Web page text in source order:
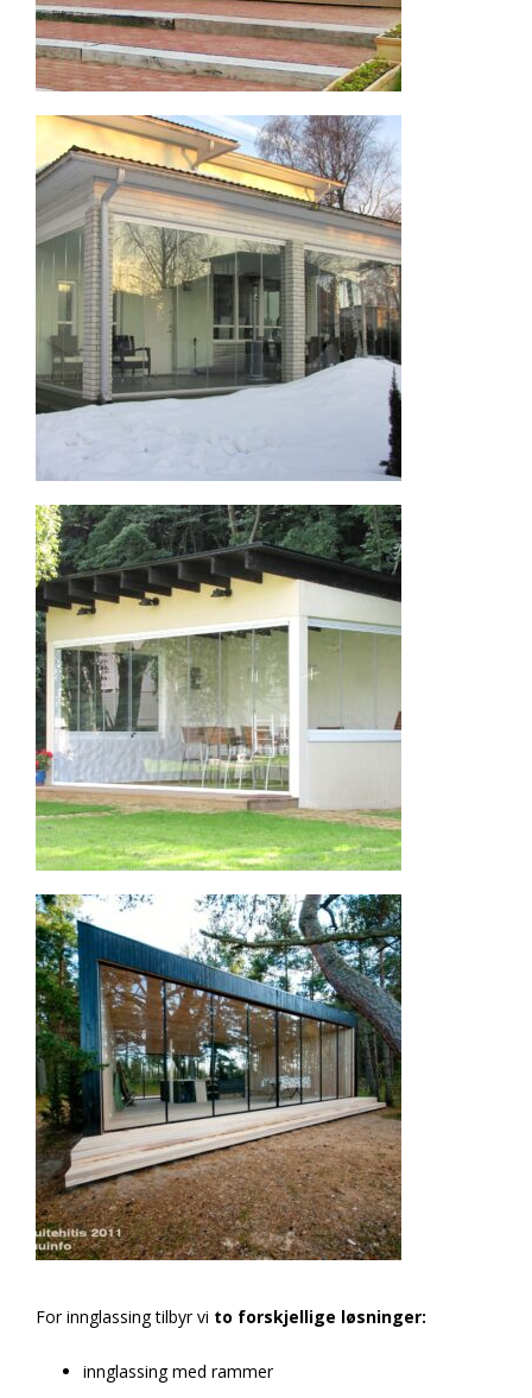
For innglassing tilbyr vi to forskjellige løsninger:
innglassing med rammer